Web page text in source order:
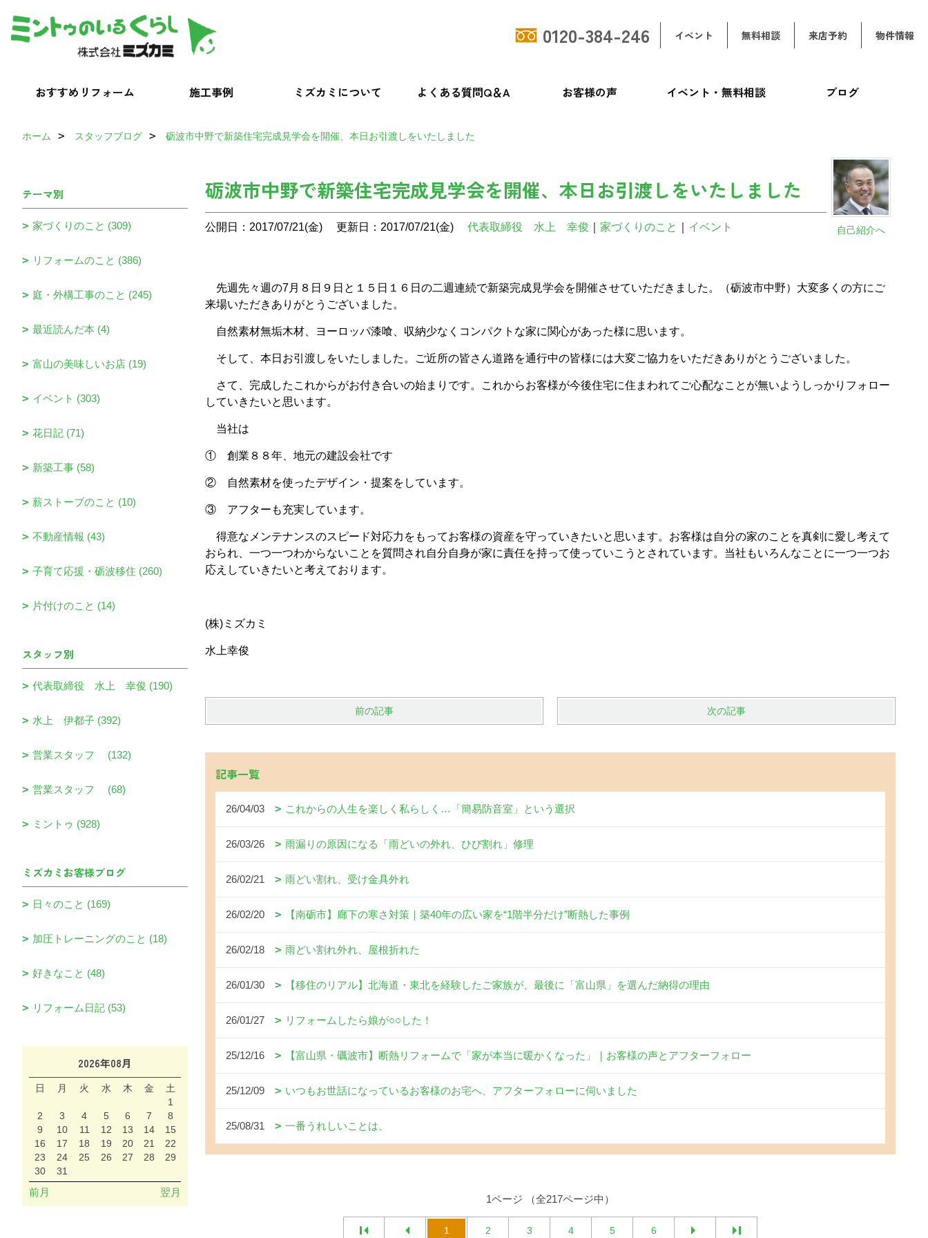
0120-384-246 イベント 無料相談 来店予約 物件情報
おすすめリフォーム 施工事例 ミズカミについて よくある質問Q＆A お客様の声 イベント・無料相談 ブログ
ホーム スタッフブログ 砺波市中野で新築住宅完成見学会を開催、本日お引渡しをいたしました
自己紹介へ
砺波市中野で新築住宅完成見学会を開催、本日お引渡しをいたしました
公開日：2017/07/21(金) 更新日：2017/07/21(金) 代表取締役 水上 幸俊 家づくりのこと イベント
先週先々週の7月８日９日と１５日１６日の二週連続で新築完成見学会を開催させていただきました。（砺波市中野）大変多くの方にご
来場いただきありがとうございました。
自然素材無垢木材、ヨーロッパ漆喰、収納少なくコンパクトな家に関心があった様に思います。
そして、本日お引渡しをいたしました。ご近所の皆さん道路を通行中の皆様には大変ご協力をいただきありがとうございました。
さて、完成したこれからがお付き合いの始まりです。これからお客様が今後住宅に住まわれてご心配なことが無いようしっかりフォロー
していきたいと思います。
当社は
① 創業８８年、地元の建設会社です
② 自然素材を使ったデザイン・提案をしています。
③ アフターも充実しています。
得意なメンテナンスのスピード対応力をもってお客様の資産を守っていきたいと思います。お客様は自分の家のことを真剣に愛し考えて
おられ、一つ一つわからないことを質問され自分自身が家に責任を持って使っていこうとされています。当社もいろんなことに一つ一つお
応えしていきたいと考えております。
(株)ミズカミ
水上幸俊
前の記事 次の記事
記事一覧
26/04/03 これからの人生を楽しく私らしく…「簡易防音室」という選択
26/03/26 雨漏りの原因になる「雨どいの外れ、ひび割れ」修理
26/02/21 雨どい割れ、受け金具外れ
26/02/20 【南砺市】廊下の寒さ対策｜築40年の広い家を“1階半分だけ”断熱した事例
26/02/18 雨どい割れ外れ、屋根折れた
26/01/30 【移住のリアル】北海道・東北を経験したご家族が、最後に「富山県」を選んだ納得の理由
26/01/27 リフォームしたら娘が○○した！
25/12/16 【富山県・礪波市】断熱リフォームで「家が本当に暖かくなった」｜お客様の声とアフターフォロー
25/12/09 いつもお世話になっているお客様のお宅へ、アフターフォローに伺いました
25/08/31 一番うれしいことは、
1ページ （全217ページ中）
1 2 3 4 5 6
テーマ別
家づくりのこと (309)
リフォームのこと (386)
庭・外構工事のこと (245)
最近読んだ本 (4)
富山の美味しいお店 (19)
イベント (303)
花日記 (71)
新築工事 (58)
薪ストーブのこと (10)
不動産情報 (43)
子育て応援・砺波移住 (260)
片付けのこと (14)
スタッフ別
代表取締役 水上 幸俊 (190)
水上 伊都子 (392)
営業スタッフ (132)
営業スタッフ (68)
ミントゥ (928)
ミズカミお客様ブログ
日々のこと (169)
加圧トレーニングのこと (18)
好きなこと (48)
リフォーム日記 (53)
2026年08月
日 月 火 水 木 金
土
1
2
3 4 5 6 7
8
9
10 11 12 13 14
15
16
17 18 19 20 21
22
23
24 25 26 27 28
29
30
31
前月 翌月